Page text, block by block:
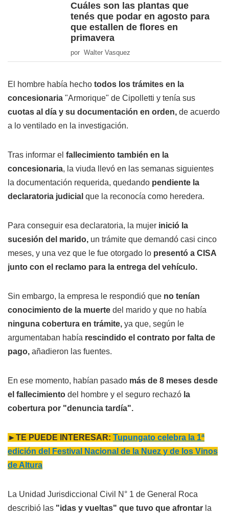
Cuáles son las plantas que
tenés que podar en agosto para
que estallen de flores en
primavera
por Walter Vasquez
El hombre había hecho todos los trámites en la
concesionaria "Armorique" de Cipolletti y tenía sus
cuotas al día y su documentación en orden, de acuerdo
a lo ventilado en la investigación.
Tras informar el fallecimiento también en la
concesionaria, la viuda llevó en las semanas siguientes
la documentación requerida, quedando pendiente la
declaratoria judicial que la reconocía como heredera.
Para conseguir esa declaratoria, la mujer inició la
sucesión del marido, un trámite que demandó casi cinco
meses, y una vez que le fue otorgado lo presentó a CISA
junto con el reclamo para la entrega del vehículo.
Sin embargo, la empresa le respondió que no tenían
conocimiento de la muerte del marido y que no había
ninguna cobertura en trámite, ya que, según le
argumentaban había rescindido el contrato por falta de
pago, añadieron las fuentes.
En ese momento, habían pasado más de 8 meses desde
el fallecimiento del hombre y el seguro rechazó la
cobertura por "denuncia tardía".
►TE PUEDE INTERESAR: Tupungato celebra la 1ª
edición del Festival Nacional de la Nuez y de los Vinos
de Altura
La Unidad Jurisdiccional Civil N° 1 de General Roca
describió las "idas y vueltas" que tuvo que afrontar la